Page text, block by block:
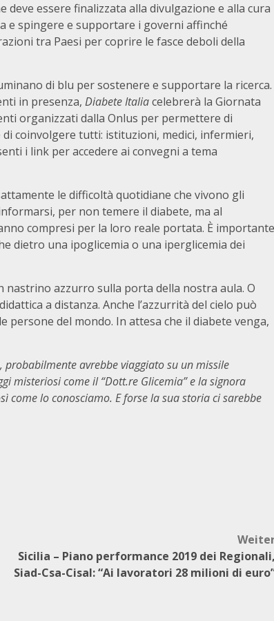
essere finalizzata alla divulgazione e alla cura
e spingere e supportare i governi affinché
tra Paesi per coprire le fasce deboli della
di blu per sostenere e supportare la ricerca.
in presenza, Diabete Italiacelebrerà la Giornata
organizzati dalla Onlus per permettere di
coinvolgere tutti: istituzioni, medici, infermieri,
i link per accedere ai convegni a tema
le difficoltà quotidiane che vivono gli
per non temere il diabete, ma al
compresi per la loro reale portata. È importante
dietro una ipoglicemia o una iperglicemia dei
nastrino azzurro sulla porta della nostra aula. O
a distanza. Anche l’azzurrità del cielo può
persone del mondo. In attesa che il diabete venga,
probabilmente avrebbe viaggiato su un missile
misteriosi come il “Dott.re Glicemia” e la signora
come lo conosciamo. E forse la sua storia ci sarebbe
Sicilia – Piano performance 2019 dei
Siad-Csa-Cisal: “Ai lavoratori 28 milioni di